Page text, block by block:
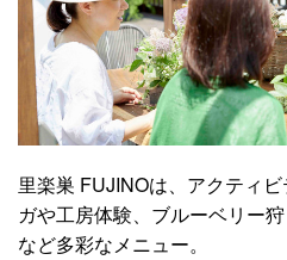
里楽巣 FUJINOは、アクティ
ガや工房体験、ブルーベリー
など多彩なメニュー。